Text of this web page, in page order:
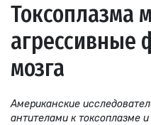
Токсоплазма
агрессивные
мозга
Американские
антителами к токсоплазме